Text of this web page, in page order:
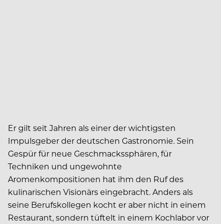
Er gilt seit Jahren als einer der wichtigsten
Impulsgeber der deutschen Gastronomie. Sein
Gespür für neue Geschmackssphären, für
Techniken und ungewohnte
Aromenkompositionen hat ihm den Ruf des
kulinarischen Visionärs eingebracht. Anders als
seine Berufskollegen kocht er aber nicht in einem
Restaurant, sondern tüftelt in einem Kochlabor vor